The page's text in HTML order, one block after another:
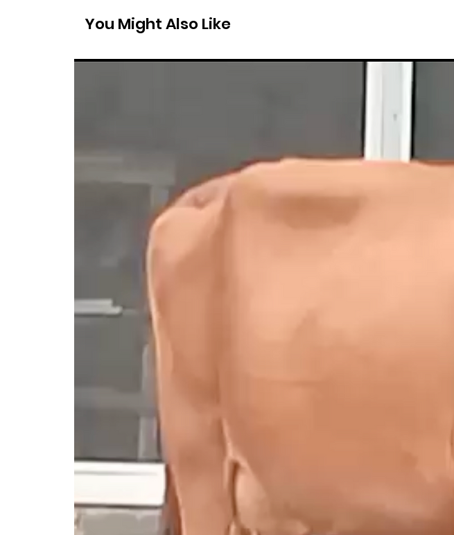
You Might Also Like